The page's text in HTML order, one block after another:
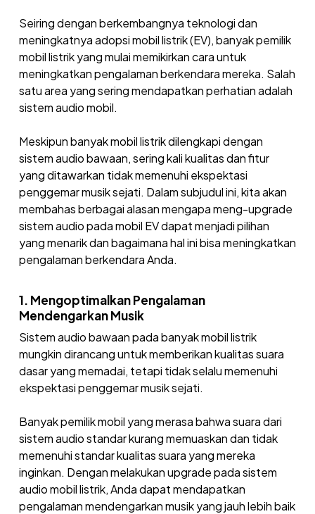
Seiring dengan berkembangnya teknologi dan
meningkatnya adopsi mobil listrik (EV), banyak pemilik
mobil listrik yang mulai memikirkan cara untuk
meningkatkan pengalaman berkendara mereka. Salah
satu area yang sering mendapatkan perhatian adalah
sistem audio mobil.
Meskipun banyak mobil listrik dilengkapi dengan
sistem audio bawaan, sering kali kualitas dan fitur
yang ditawarkan tidak memenuhi ekspektasi
penggemar musik sejati. Dalam subjudul ini, kita akan
membahas berbagai alasan mengapa meng-upgrade
sistem audio pada mobil EV dapat menjadi pilihan
yang menarik dan bagaimana hal ini bisa meningkatkan
pengalaman berkendara Anda.
1. Mengoptimalkan Pengalaman
Mendengarkan Musik
Sistem audio bawaan pada banyak mobil listrik
mungkin dirancang untuk memberikan kualitas suara
dasar yang memadai, tetapi tidak selalu memenuhi
ekspektasi penggemar musik sejati.
Banyak pemilik mobil yang merasa bahwa suara dari
sistem audio standar kurang memuaskan dan tidak
memenuhi standar kualitas suara yang mereka
inginkan. Dengan melakukan upgrade pada sistem
audio mobil listrik, Anda dapat mendapatkan
pengalaman mendengarkan musik yang jauh lebih baik